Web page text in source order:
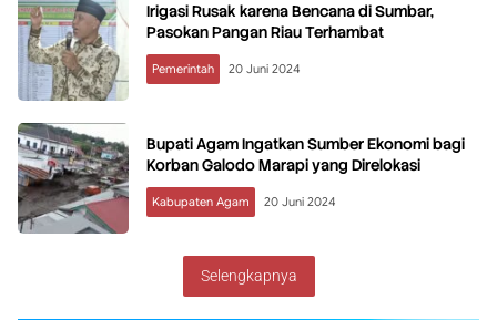
Irigasi Rusak karena Bencana di Sumbar,
Pasokan Pangan Riau Terhambat
Pemerintah 20 Juni 2024
Bupati Agam Ingatkan Sumber Ekonomi bagi
Korban Galodo Marapi yang Direlokasi
Kabupaten Agam 20 Juni 2024
Selengkapnya